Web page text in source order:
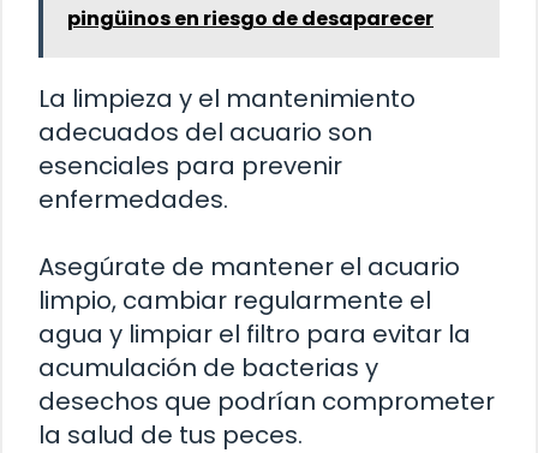
pingüinos en riesgo de desaparecer
La limpieza y el mantenimiento
adecuados del acuario son
esenciales para prevenir
enfermedades.
Asegúrate de mantener el acuario
limpio, cambiar regularmente el
agua y limpiar el filtro para evitar la
acumulación de bacterias y
desechos que podrían comprometer
la salud de tus peces.